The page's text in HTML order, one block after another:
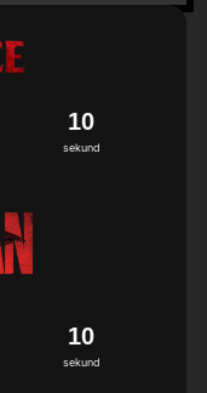
sekund
0
1
9
0
sekund
0
1
9
0